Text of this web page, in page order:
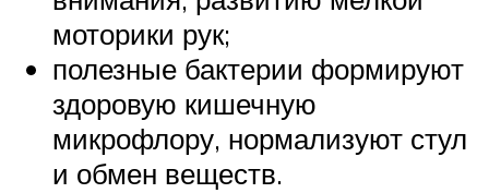
моторики рук;
полезные бактерии формируют
здоровую кишечную
микрофлору, нормализуют стул
и обмен веществ.